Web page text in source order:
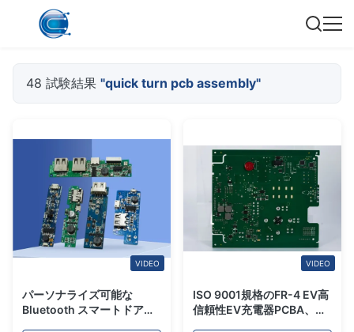
48 試験結果 "quick turn pcb assembly"
VIDEO
パーソナライズ可能な
Bluetooth スマートドアロ
VIDEO
ISO 9001規格のFR-4 EV高
信頼性EV充電器PCBA、ク